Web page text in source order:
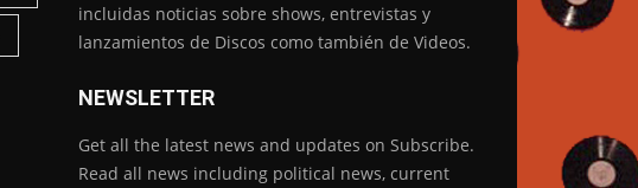
incluidas noticias sobre shows, entrevistas y
lanzamientos de Discos como también de Videos.
NEWSLETTER
Get all the latest news and updates on Subscribe.
Read all news including political news, current